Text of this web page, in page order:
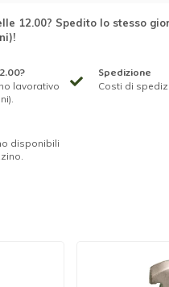
12.00? Spedito lo stesso
lavorativo
Spedizione
Costi di
disponibili